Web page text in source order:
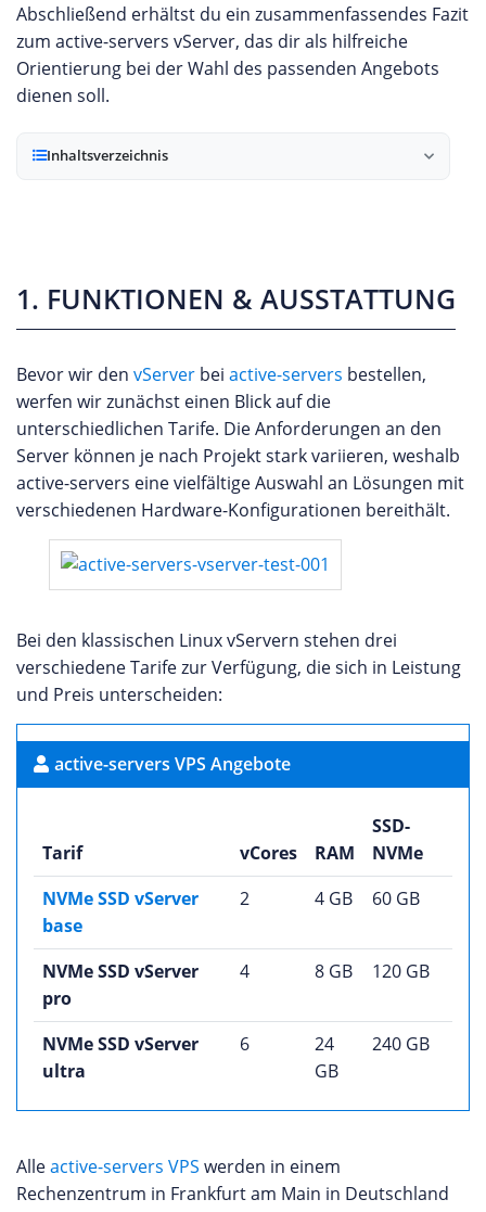
Abschließend erhältst du ein zusammenfassendes Fazit
zum active-servers vServer, das dir als hilfreiche
Orientierung bei der Wahl des passenden Angebots
dienen soll.
Inhaltsverzeichnis
1. FUNKTIONEN & AUSSTATTUNG
Bevor wir den vServer bei active-servers bestellen,
werfen wir zunächst einen Blick auf die
unterschiedlichen Tarife. Die Anforderungen an den
Server können je nach Projekt stark variieren, weshalb
active-servers eine vielfältige Auswahl an Lösungen mit
verschiedenen Hardware-Konfigurationen bereithält.
Bei den klassischen Linux vServern stehen drei
verschiedene Tarife zur Verfügung, die sich in Leistung
und Preis unterscheiden:
active-servers VPS Angebote
Tarif vCores RAM
SSD-
NVMe
NVMe SSD vServer
base
2 4 GB 60 GB
NVMe SSD vServer
pro
4 8 GB 120 GB
NVMe SSD vServer
ultra
6
24
GB
240 GB
Alleactive-servers VPS werden in einem
Rechenzentrum in Frankfurt am Main in Deutschland